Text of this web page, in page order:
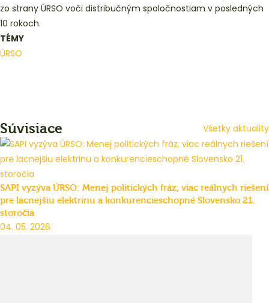
zo strany ÚRSO voči distribučným spoločnostiam v posledných
10 rokoch.
TÉMY
ÚRSO
Všetky aktuality
Súvisiace
SAPI vyzýva ÚRSO: Menej politických fráz, viac reálnych riešení
pre lacnejšiu elektrinu a konkurencieschopné Slovensko 21.
storočia
04. 05. 2026